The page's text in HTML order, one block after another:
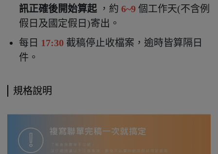
訊正確後開始算起 ，約 6~9 個工作天(不含例
假日及國定假日)寄出 。
每日 17:30 截稿停止收檔案，逾時皆算隔日
件。
規格說明